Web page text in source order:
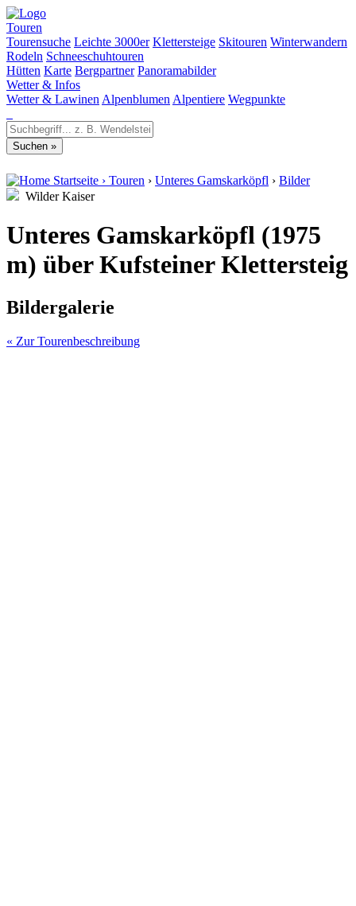
Touren
Tourensuche Leichte 3000er Klettersteige Skitouren Winterwandern
Rodeln Schneeschuhtouren
Hütten Karte Bergpartner Panoramabilder
Wetter & Infos
Wetter & Lawinen Alpenblumen Alpentiere Wegpunkte
Startseite › Touren › Unteres Gamskarköpfl › Bilder
Wilder Kaiser
Unteres Gamskarköpfl (1975
m) über Kufsteiner Klettersteig
Bildergalerie
« Zur Tourenbeschreibung